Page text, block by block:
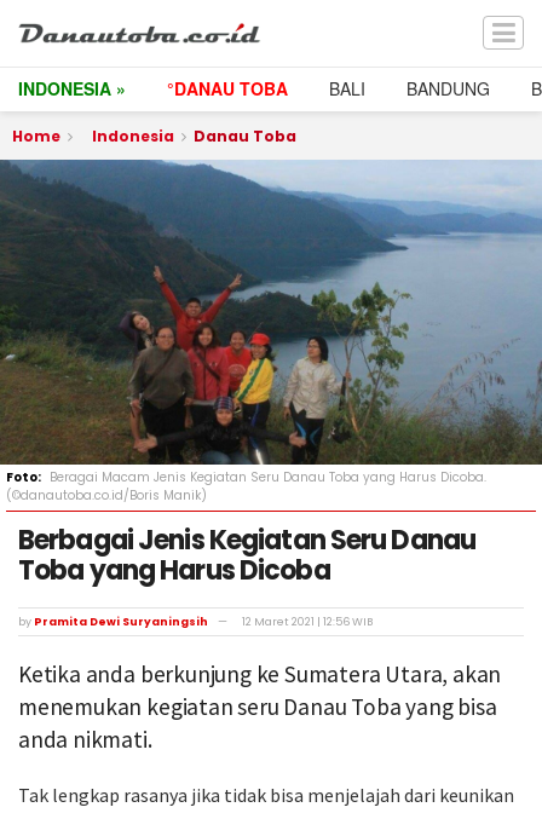
INDONESIA » °DANAU TOBA BALI BANDUNG
Home Indonesia Danau Toba
Beragai Macam Jenis Kegiatan Seru Danau Toba yang Harus Dicoba.
(©danautoba.co.id/Boris Manik)
Berbagai Jenis Kegiatan Seru Danau
Toba yang Harus Dicoba
by Pramita Dewi Suryaningsih 12 Maret 2021 | 12:56 WIB
Ketika anda berkunjung ke Sumatera Utara, akan
menemukan kegiatan seru Danau Toba yang bisa
anda nikmati.
Tak lengkap rasanya jika tidak bisa menjelajah dari keunikan